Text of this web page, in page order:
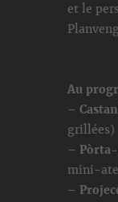
et le
Au
–
grillées)
–
mini-
–